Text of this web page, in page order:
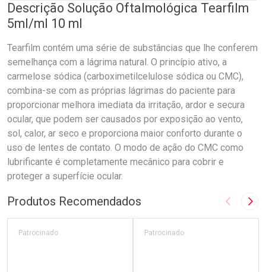
Descrição Solução Oftalmológica Tearfilm
5ml/ml 10 ml
Tearfilm contém uma série de substâncias que lhe conferem
semelhança com a lágrima natural. O princípio ativo, a
carmelose sódica (carboximetilcelulose sódica ou CMC),
combina-se com as próprias lágrimas do paciente para
proporcionar melhora imediata da irritação, ardor e secura
ocular, que podem ser causados por exposição ao vento,
sol, calor, ar seco e proporciona maior conforto durante o
uso de lentes de contato. O modo de ação do CMC como
lubrificante é completamente mecânico para cobrir e
proteger a superfície ocular.
Produtos Recomendados Imagem
Patrocinado Patrocinado